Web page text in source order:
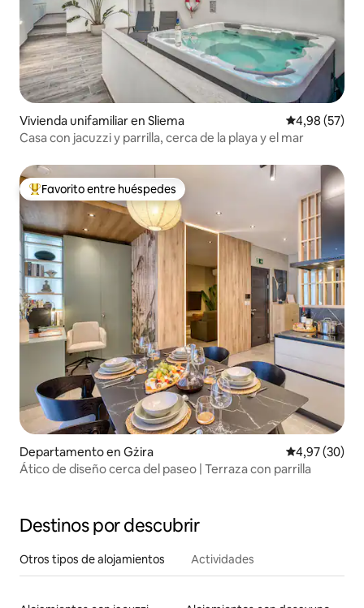
Vivienda unifamiliar en Sliema Calificación
4,98 (57)
Casa con jacuzzi y parrilla, cerca de la playa y el mar
Favorito entre los huéspedes más destacados
Favorito entre huéspedes
Departamento en Gżira Calificación
4,97 (30)
Ático de diseño cerca del paseo | Terraza con parrilla
Destinos por descubrir
Otros tipos de alojamientos Actividades